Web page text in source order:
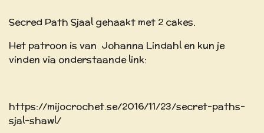
Secred Path Sjaal gehaakt met 2 cakes.
Het patroon is van Johanna Lindahl en kun je
vinden via onderstaande link:
https://mijocrochet.se/2016/11/23/secret-paths-
sjal-shawl/